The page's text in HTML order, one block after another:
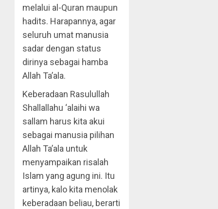
melalui al-Quran maupun
hadits. Harapannya, agar
seluruh umat manusia
sadar dengan status
dirinya sebagai hamba
Allah Ta’ala.
Keberadaan Rasulullah
Shallallahu ‘alaihi wa
sallam harus kita akui
sebagai manusia pilihan
Allah Ta’ala untuk
menyampaikan risalah
Islam yang agung ini. Itu
artinya, kalo kita menolak
keberadaan beliau, berarti